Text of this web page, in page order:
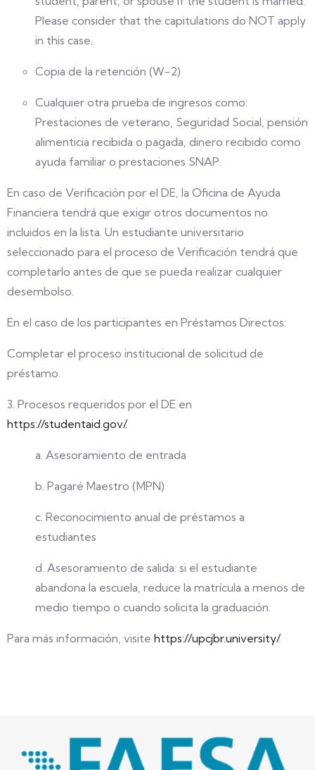
Please consider that the capitulations do NOT apply
in this case.
Copia de la retención (W-2)
Cualquier otra prueba de ingresos como:
Prestaciones de veterano, Seguridad Social, pensión
alimenticia recibida o pagada, dinero recibido como
ayuda familiar o prestaciones SNAP.
En caso de Verificación por el DE, la Oficina de Ayuda
Financiera tendrá que exigir otros documentos no
incluidos en la lista. Un estudiante universitario
seleccionado para el proceso de Verificación tendrá que
completarlo antes de que se pueda realizar cualquier
desembolso.
En el caso de los participantes en Préstamos Directos:
Completar el proceso institucional de solicitud de
préstamo.
3. Procesos requeridos por el DE en
https://studentaid.gov/.
a. Asesoramiento de entrada
b. Pagaré Maestro (MPN)
c. Reconocimiento anual de préstamos a
estudiantes
d. Asesoramiento de salida: si el estudiante
abandona la escuela, reduce la matrícula a menos de
medio tiempo o cuando solicita la graduación.
Para más información, visite https://upcjbr.university/.